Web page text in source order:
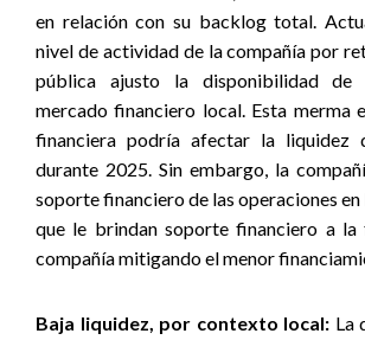
en relación con su backlog total.
nivel de actividad de la compañía por
pública ajusto la disponibilidad
mercado financiero local. Esta merma
financiera podría afectar la liquidez
durante 2025. Sin embargo, la
soporte financiero de las operaciones en
que le brindan soporte financiero a
compañía mitigando el menor
Baja liquidez, por contexto local: La